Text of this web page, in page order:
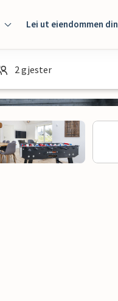
Lei ut eiendommen din
2 gjester